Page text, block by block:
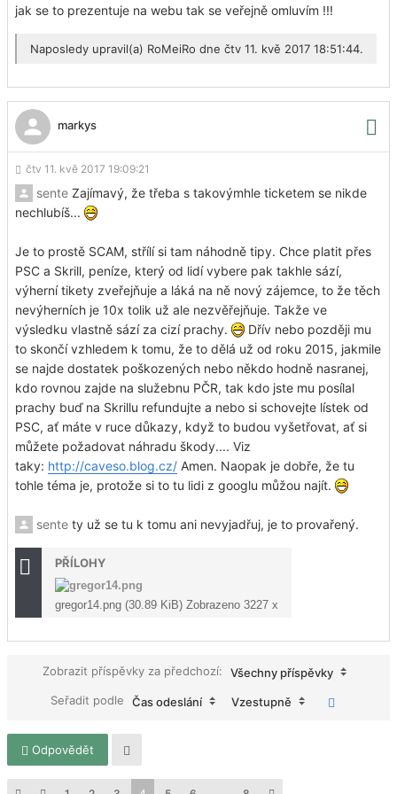
jak se to prezentuje na webu tak se veřejně omluvím !!!
Naposledy upravil(a) RoMeiRo dne čtv 11. kvě 2017 18:51:44.
markys
čtv 11. kvě 2017 19:09:21
sente Zajímavý, že třeba s takovýmhle ticketem se nikde
nechlubíš...
Je to prostě SCAM, střílí si tam náhodně tipy. Chce platit přes
PSC a Skrill, peníze, který od lidí vybere pak takhle sází,
výherní tikety zveřejňuje a láká na ně nový zájemce, to že těch
nevýherních je 10x tolik už ale nezvěřejňuje. Takže ve
výsledku vlastně sází za cizí prachy.
Dřív nebo později mu
to skončí vzhledem k tomu, že to dělá už od roku 2015, jakmile
se najde dostatek poškozených nebo někdo hodně nasranej,
kdo rovnou zajde na služebnu PČR, tak kdo jste mu posílal
prachy buď na Skrillu refundujte a nebo si schovejte lístek od
PSC, ať máte v ruce důkazy, když to budou vyšetřovat, ať si
můžete požadovat náhradu škody.... Viz
taky: http://caveso.blog.cz/ Amen. Naopak je dobře, že tu
tohle téma je, protože si to tu lidi z googlu můžou najít.
sente ty už se tu k tomu ani nevyjadřuj, je to provařený.
PŘÍLOHY
gregor14.png (30.89 KiB) Zobrazeno 3227 x
Zobrazit příspěvky za předchozí:
Všechny příspěvky
Seřadit podle
Čas odeslání Vzestupně
Odpovědět